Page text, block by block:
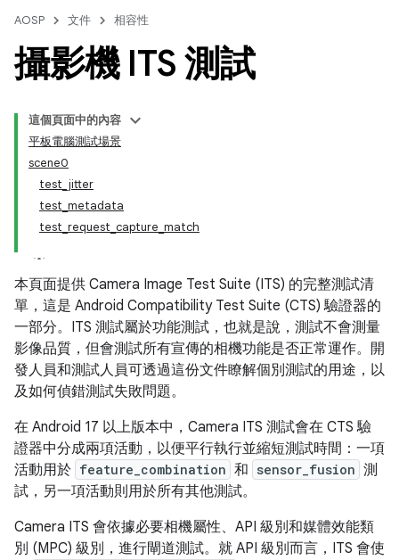
AOSP 文件 相容性
攝影機 ITS 測試
這個頁面中的內容
平板電腦測試場景
scene0
test_jitter
test_metadata
test_request_capture_match
本頁面提供 Camera Image Test Suite (ITS) 的完整測試清
單，這是 Android Compatibility Test Suite (CTS) 驗證器的
一部分。ITS 測試屬於功能測試，也就是說，測試不會測量
影像品質，但會測試所有宣傳的相機功能是否正常運作。開
發人員和測試人員可透過這份文件瞭解個別測試的用途，以
及如何偵錯測試失敗問題。
在 Android 17 以上版本中，Camera ITS 測試會在 CTS 驗
證器中分成兩項活動，以便平行執行並縮短測試時間：一項
活動用於 feature_combination 和 sensor_fusion 測
試，另一項活動則用於所有其他測試。
Camera ITS 會依據必要相機屬性、API 級別和媒體效能類
別 (MPC) 級別，進行閘道測試。就 API 級別而言，ITS 會使